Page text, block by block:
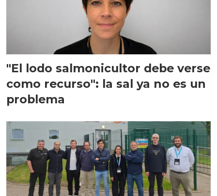
"El lodo salmonicultor debe verse
como recurso": la sal ya no es un
problema